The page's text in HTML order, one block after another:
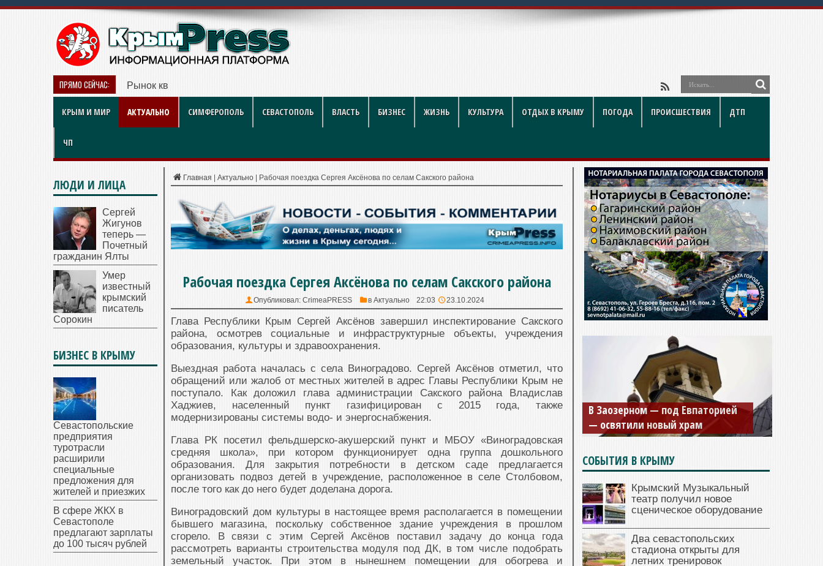
ПРЯМО СЕЙЧАС: Рынок квартир Энгельса в 2026 году: полный гид
КРЫМ И МИР АКТУАЛЬНО СИМФЕРОПОЛЬ СЕВАСТОПОЛЬ ВЛАСТЬ БИЗНЕС ЖИЗНЬ КУЛЬТУРА ОТДЫХ В КРЫМУ ПОГОДА ПРОИСШЕСТВИЯ ДТП
ЧП
Главная Актуально Рабочая поездка Сергея Аксёнова по селам Сакского района
Рабочая поездка Сергея Аксёнова по селам Сакского района
Опубликовал: CrimeaPRESS в Актуально 22:03 23.10.2024
Глава Республики Крым Сергей Аксёнов завершил инспектирование Сакского
района, осмотрев социальные и инфраструктурные объекты, учреждения
образования, культуры и здравоохранения.
Выездная работа началась с села Виноградово. Сергей Аксёнов отметил, что
обращений или жалоб от местных жителей в адрес Главы Республики Крым не
поступало. Как доложил глава администрации Сакского района Владислав
Хаджиев, населенный пункт газифицирован с 2015 года, также
модернизированы системы водо- и энергоснабжения.
Глава РК посетил фельдшерско-акушерский пункт и МБОУ «Виноградовская
средняя школа», при котором функционирует одна группа дошкольного
образования. Для закрытия потребности в детском саде предлагается
организовать подвоз детей в учреждение, расположенное в селе Столбовом,
после того как до него будет доделана дорога.
Виноградовский дом культуры в настоящее время располагается в помещении
бывшего магазина, поскольку собственное здание учреждения в прошлом
сгорело. В связи с этим Сергей Аксёнов поставил задачу до конца года
рассмотреть варианты строительства модуля под ДК, в том числе подобрать
земельный участок. При этом в нынешнем помещении для обогрева и
ЛЮДИ И ЛИЦА
Сергей
Жигунов
теперь —
Почетный
гражданин Ялты
Умер
известный
крымский
писатель
Сорокин
БИЗНЕС В КРЫМУ
Севастопольские
предприятия
туротрасли
расширили
специальные
предложения для
жителей и приезжих
В сфере ЖКХ в
Севастополе
предлагают зарплаты
до 100 тысяч рублей
В Заозерном — под Евпаторией
— освятили новый храм
СОБЫТИЯ В КРЫМУ
Крымский Музыкальный
театр получил новое
сценическое оборудование
Два севастопольских
стадиона открыты для
летних тренировок